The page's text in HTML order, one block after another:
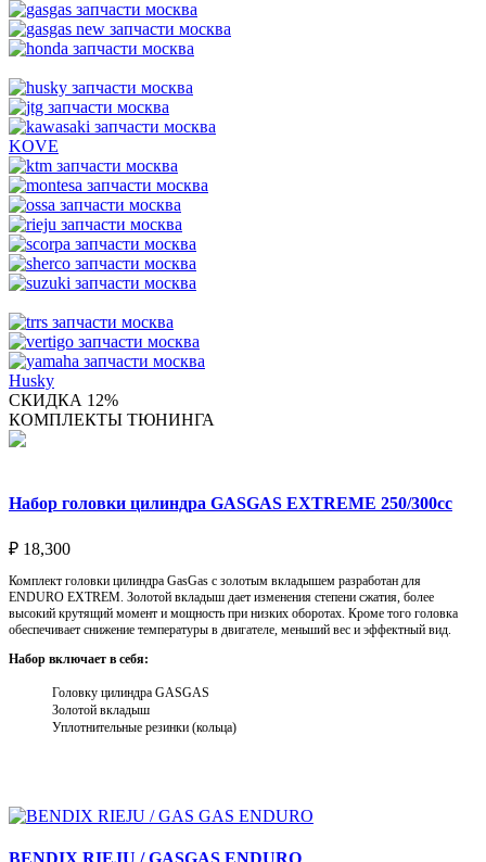
KOVE
Husky
СКИДКА 12%
КОМПЛЕКТЫ ТЮНИНГА
Набор головки цилиндра GASGAS EXTREME 250/300cc
₽ 18,300
Комплект головки цилиндра GasGas с золотым вкладышем разработан для
ENDURO EXTREM. Золотой вкладыш дает изменения степени сжатия, более
высокий крутящий момент и мощность при низких оборотах. Кроме того головка
обеспечивает снижение температуры в двигателе, меньший вес и эффектный вид.
Набор включает в себя:
Головку цилиндра GASGAS
Золотой вкладыш
Уплотнительные резинки (кольца)